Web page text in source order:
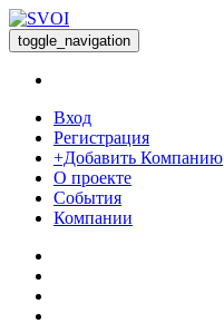
toggle_navigation
Вход
Регистрация
+Добавить Компанию
О проекте
События
Компании